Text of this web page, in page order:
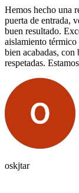
Hemos hecho una
puerta de entrada,
buen resultado.
aislamiento
bien acabadas, con
respetadas.
oskjtar